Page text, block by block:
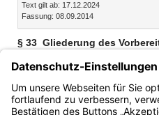
Text gilt ab: 17.12.2024
Fassung: 08.09.2014
§ 33 Gliederung des
1Der Vorbereitungsdienst
1. September;
2Er umfasst das
sowie das Fachpraktikum